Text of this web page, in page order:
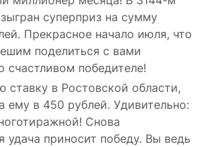
суперприз на сумму
Прекрасное начало июля, что
поделиться с вами
счастливом победителе!
ставку в Ростовской области,
ему в 450 рублей. Удивительно:
Снова
удача приносит победу. Вы ведь